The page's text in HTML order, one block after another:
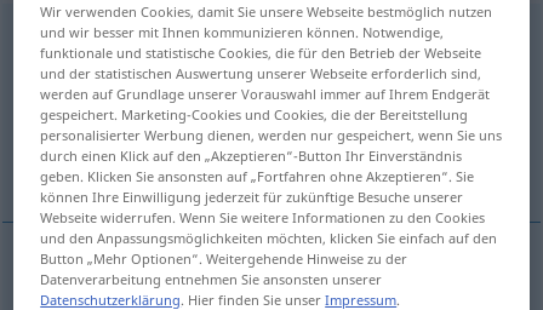
azbukaf
Übersicht aller Übersetzungen
(Für mehr Details die Übersetzung anklicken/antippen)
kyrillisches Alphabet
kyrillischesAlphabet azbuka
Wir verwenden Cookies, damit Sie unsere Webseite bestmöglich nutzen
und wir besser mit Ihnen kommunizieren können. Notwendige,
funktionale und statistische Cookies, die für den Betrieb der Webseite
und der statistischen Auswertung unserer Webseite erforderlich sind,
werden auf Grundlage unserer Vorauswahl immer auf Ihrem Endgerät
gespeichert. Marketing-Cookies und Cookies, die der Bereitstellung
personalisierter Werbung dienen, werden nur gespeichert, wenn Sie uns
durch einen Klick auf den „Akzeptieren“-Button Ihr Einverständnis
geben. Klicken Sie ansonsten auf „Fortfahren ohne Akzeptieren“. Sie
können Ihre Einwilligung jederzeit für zukünftige Besuche unserer
Webseite widerrufen. Wenn Sie weitere Informationen zu den Cookies
und den Anpassungsmöglichkeiten möchten, klicken Sie einfach auf den
Button „Mehr Optionen“. Weitergehende Hinweise zu der
Datenverarbeitung entnehmen Sie ansonsten unserer
Datenschutzerklärung. Hier finden Sie unserImpressum.